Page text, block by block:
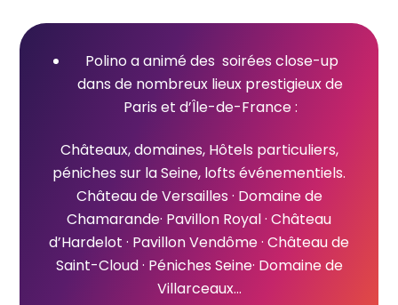
Polino a animé des soirées close-up
dans de nombreux lieux prestigieux de
Paris et d’Île-de-France :
Châteaux, domaines, Hôtels particuliers,
péniches sur la Seine, lofts événementiels.
Château de Versailles · Domaine de
Chamarande· Pavillon Royal · Château
d’Hardelot · Pavillon Vendôme · Château de
Saint-Cloud · Péniches Seine· Domaine de
Villarceaux…